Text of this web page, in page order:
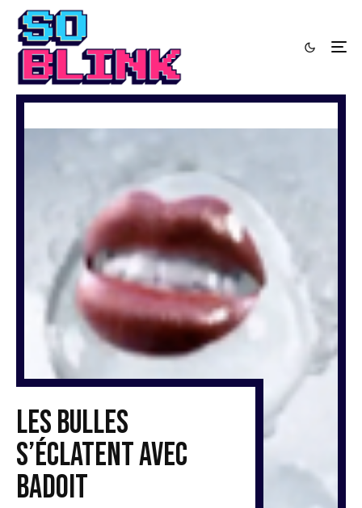
Les bulles
s’éclatent avec
Badoit